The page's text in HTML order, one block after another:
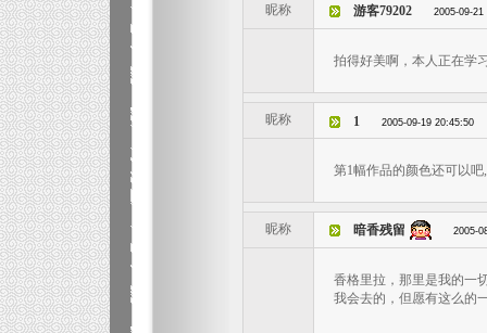
昵称 游客79202 2005-09-21
拍得好美啊，本人正在学
昵称 1 2005-09-19 20:45:50
第1幅作品的颜色还可以吧
昵称 暗香残留 2005-
香格里拉，那里是我的一
我会去的，但愿有这么的